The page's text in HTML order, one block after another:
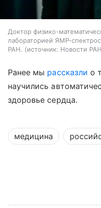
Доктор физико-
лабораторией ЯМР-
РАН.
источник: Новости РАН
Ранее мы рассказли о
научились
здоровье сердца.
медицина